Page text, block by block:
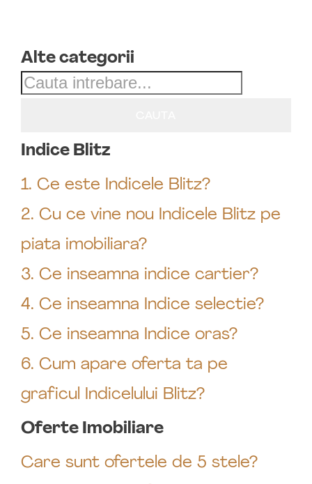
Alte categorii
Indice Blitz
1. Ce este Indicele Blitz?
2. Cu ce vine nou Indicele Blitz pe
piata imobiliara?
3. Ce inseamna indice cartier?
4. Ce inseamna Indice selectie?
5. Ce inseamna Indice oras?
6. Cum apare oferta ta pe
graficul Indicelului Blitz?
Oferte Imobiliare
Care sunt ofertele de 5 stele?